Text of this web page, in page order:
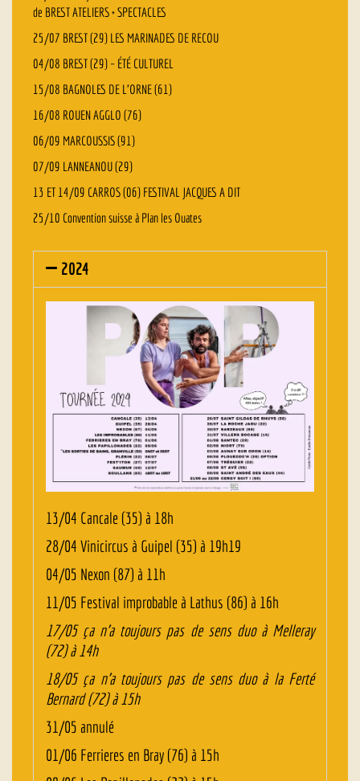
de BREST ATELIERS + SPECTACLES
25/07 BREST (29) LES MARINADES DE RECOU
04/08 BREST (29) – ÉTÉ CULTUREL
15/08 BAGNOLES DE L’ORNE (61)
16/08 ROUEN AGGLO (76)
06/09 MARCOUSSIS (91)
07/09 LANNEANOU (29)
13 ET 14/09 CARROS (06) FESTIVAL JACQUES A DIT
25/10 Convention suisse à Plan les Ouates
2024
13/04 Cancale (35) à 18h
28/04 Vinicircus à Guipel (35) à 19h19
04/05 Nexon (87) à 11h
11/05 Festival improbable à Lathus (86) à 16h
17/05 ça n’a toujours pas de sens duo à Melleray
(72) à 14h
18/05 ça n’a toujours pas de sens duo à la Ferté
Bernard (72) à 15h
31/05 annulé
01/06 Ferrieres en Bray (76) à 15h